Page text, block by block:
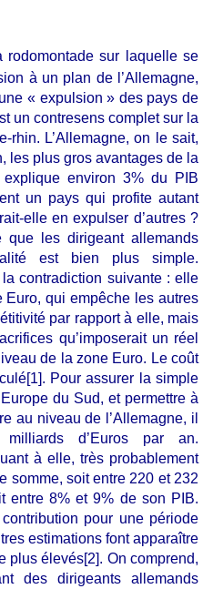
rodomontade sur laquelle se
à un plan de l’Allemagne,
« expulsion » des pays de
un contresens complet sur la
rhin. L’Allemagne, on le sait,
les plus gros avantages de la
environ 3% du PIB
un pays qui profite autant
elle en expulser d’autres ?
que les dirigeant allemands
est bien plus simple.
la contradiction suivante : elle
Euro, qui empêche les autres
par rapport à elle, mais
qu’imposerait un réel
de la zone Euro. Le coût
Pour assurer la simple
du Sud, et permettre à
au niveau de l’Allemagne, il
d’Euros par an.
à elle, très probablement
somme, soit entre 220 et 232
entre 8% et 9% de son PIB.
pour une période
estimations font apparaître
plus élevés[2]. On comprend,
des dirigeants allemands